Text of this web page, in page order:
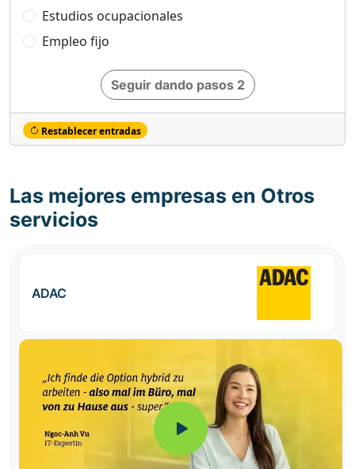
Estudios ocupacionales
Empleo fijo
Seguir dando pasos 2
Restablecer entradas
Las mejores empresas en Otros
servicios
ADAC